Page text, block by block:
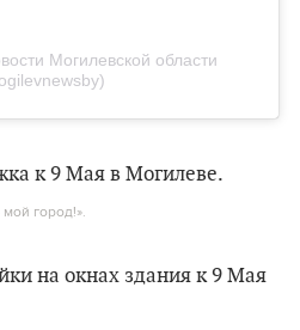
Могилевской области
город!».